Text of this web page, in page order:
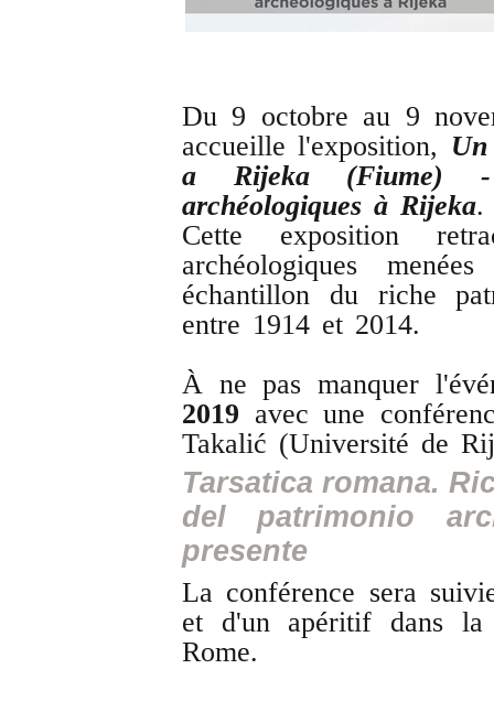
Du 9 octobre au 9
accueille l'exposition,
a Rijeka (Fiume)
archéologiques à Rijeka.
Cette exposition
archéologiques
échantillon du riche
entre 1914 et 2014.
À ne pas manquer
2019 avec une
Takalić (Université de
Tarsatica romana.
del patrimonio
presente
La conférence sera
et d'un apéritif dans la
Rome.